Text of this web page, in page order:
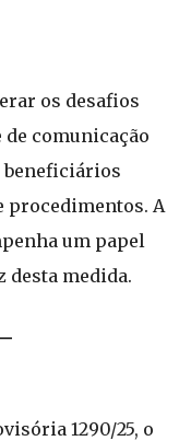
os desafios
comunicação
beneficiários
procedimentos. A
um papel
desta medida.
1290/25, o